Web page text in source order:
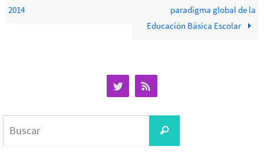
2014
paradigma global de la
Educación Básica Escolar
Buscar